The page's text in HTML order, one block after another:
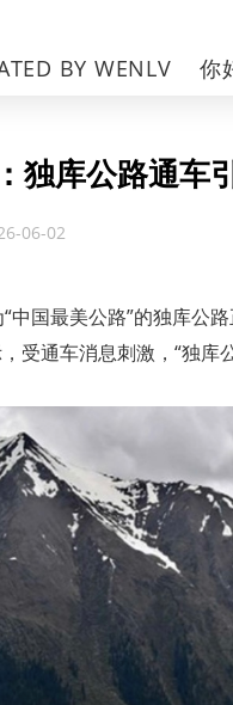
BY WENLV 你
独库公路通车
06-02
中国最美公路”的独库公
受通车消息刺激，“独库